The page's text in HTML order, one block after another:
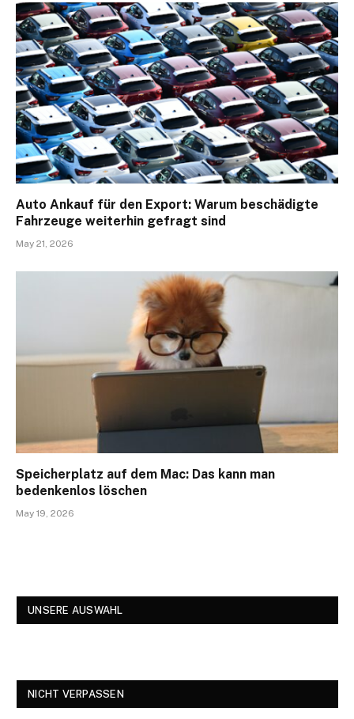
Auto Ankauf für den Export: Warum beschädigte
Fahrzeuge weiterhin gefragt sind
May 21, 2026
Speicherplatz auf dem Mac: Das kann man
bedenkenlos löschen
May 19, 2026
UNSERE AUSWAHL
NICHT VERPASSEN